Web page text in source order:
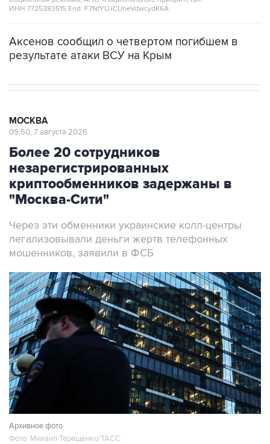
Аксенов сообщил о четвертом погибшем в
Более 20 сотрудников
незарегистрированных
криптообменников задержаны в
"Москва-Сити"
Через эти обменники украинские колл-центры
мошенников, заявили в ФСБ
Архивное фото
Фото: Михаил Терещенко/ТАСС
Москва. 7 августа. INTERFAX.RU - ФСБ